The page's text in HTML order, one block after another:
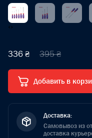
‹›
336 ₴ 395 ₴
Добавить в
Доставка:
Самовывоз из
доставка